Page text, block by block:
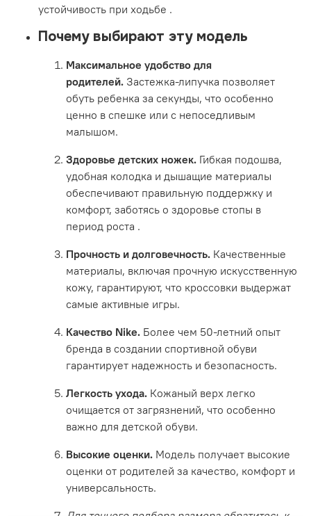
устойчивость при ходьбе .
Почему выбирают эту модель
Максимальное удобство для
родителей. Застежка-липучка позволяет
обуть ребенка за секунды, что особенно
ценно в спешке или с непоседливым
малышом.
Здоровье детских ножек. Гибкая подошва,
удобная колодка и дышащие материалы
обеспечивают правильную поддержку и
комфорт, заботясь о здоровье стопы в
период роста .
Прочность и долговечность. Качественные
материалы, включая прочную искусственную
кожу, гарантируют, что кроссовки выдержат
самые активные игры.
Качество Nike. Более чем 50-летний опыт
бренда в создании спортивной обуви
гарантирует надежность и безопасность.
Легкость ухода. Кожаный верх легко
очищается от загрязнений, что особенно
важно для детской обуви.
Высокие оценки. Модель получает высокие
оценки от родителей за качество, комфорт и
универсальность.